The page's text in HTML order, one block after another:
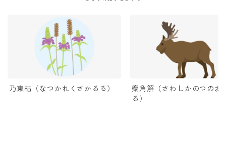
乃東枯（なつかれくさかるる）
麋角解（さわしかのつのお
る）